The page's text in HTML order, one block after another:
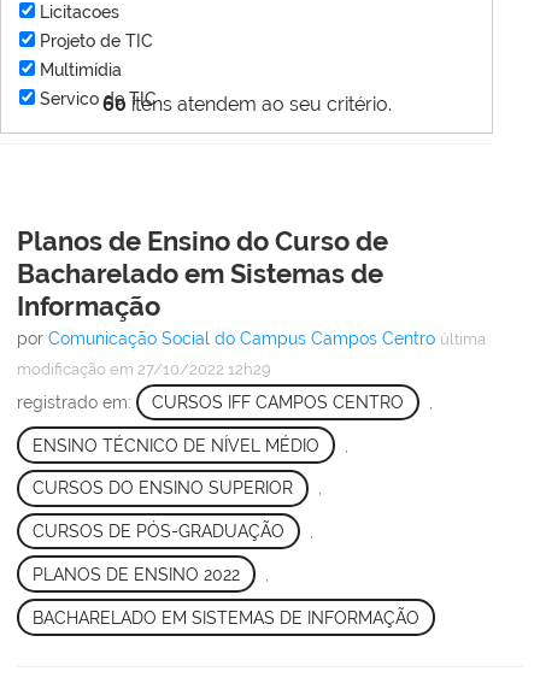
60 itens atendem ao seu critério.
Licitacoes
Projeto de TIC
Multimídia
Servico de TIC
Planos de Ensino do Curso de
Bacharelado em Sistemas de
Informação
por Comunicação Social do Campus Campos Centro última
modificação em 27/10/2022 12h29
registrado em: CURSOS IFF CAMPOS CENTRO
ENSINO TÉCNICO DE NÍVEL MÉDIO
CURSOS DO ENSINO SUPERIOR ,
CURSOS DE PÓS-GRADUAÇÃO
PLANOS DE ENSINO 2022
BACHARELADO EM SISTEMAS DE INFORMAÇÃO